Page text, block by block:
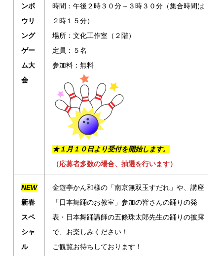
ンボ
ウリ
ング
ゲー
ム大
会
時間：午後２時３０分～３時３０分（集合時間は
２時１５分）
場所：文化工作室（２階）
定員：５名
参加料：無料
★１月１０日より受付を開始します。
（応募者多数の場合、抽選を行います）
NEW
新春
スペ
シャ
ル
金遊亭かん和様の「南京無双玉すだれ」や、講座
「日本舞踊のお教室」参加の皆さんの踊りの発
表・日本舞踊講師の五條珠太郎先生の踊りの披露
で、お楽しみください！
ご観覧お待ちしております！